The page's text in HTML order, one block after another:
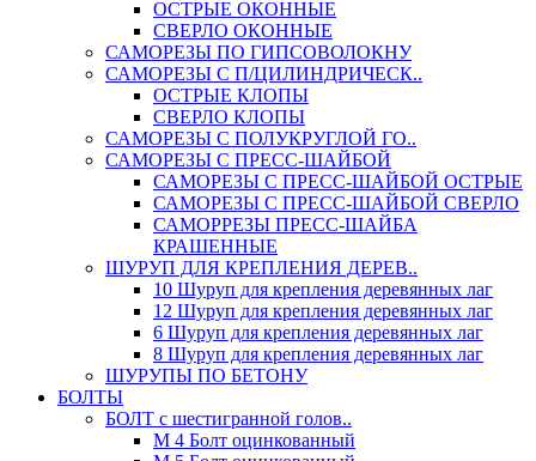
ОСТРЫЕ ОКОННЫЕ
СВЕРЛО ОКОННЫЕ
САМОРЕЗЫ ПО ГИПСОВОЛОКНУ
САМОРЕЗЫ С П/ЦИЛИНДРИЧЕСК..
ОСТРЫЕ КЛОПЫ
СВЕРЛО КЛОПЫ
САМОРЕЗЫ С ПОЛУКРУГЛОЙ ГО..
САМОРЕЗЫ С ПРЕСС-ШАЙБОЙ
САМОРЕЗЫ С ПРЕСС-ШАЙБОЙ ОСТРЫЕ
САМОРЕЗЫ С ПРЕСС-ШАЙБОЙ СВЕРЛО
САМОРРЕЗЫ ПРЕСС-ШАЙБА
КРАШЕННЫЕ
ШУРУП ДЛЯ КРЕПЛЕНИЯ ДЕРЕВ..
10 Шуруп для крепления деревянных лаг
12 Шуруп для крепления деревянных лаг
6 Шуруп для крепления деревянных лаг
8 Шуруп для крепления деревянных лаг
ШУРУПЫ ПО БЕТОНУ
БОЛТЫ
БОЛТ с шестигранной голов..
М 4 Болт оцинкованный